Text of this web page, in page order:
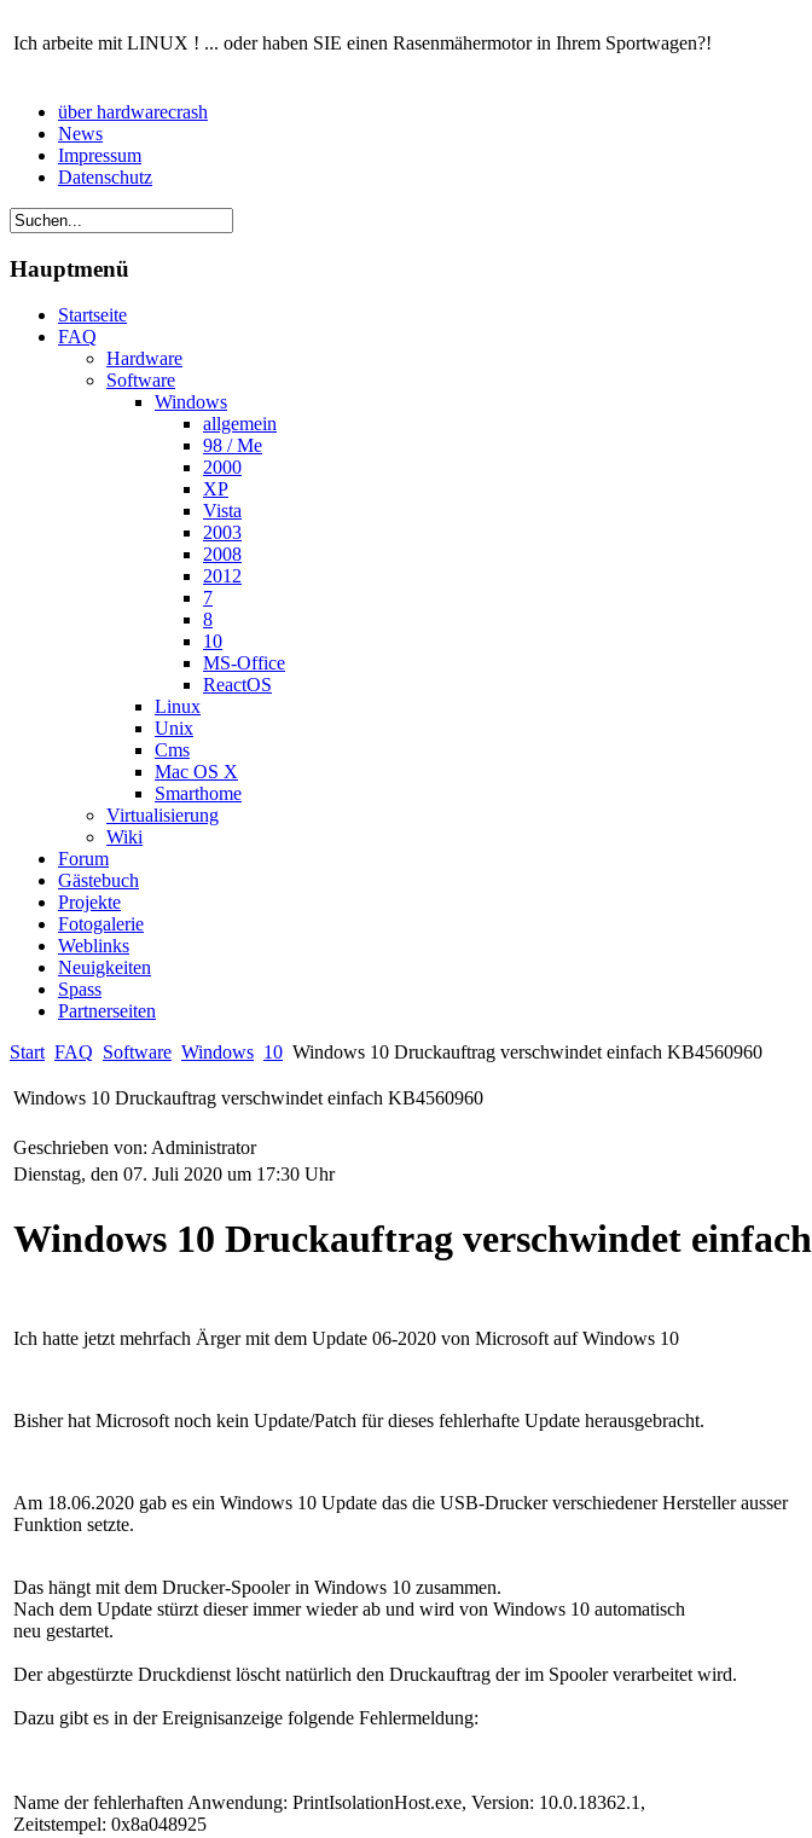
Ich arbeite mit LINUX ! ... oder haben SIE einen Rasenmähermotor in Ihrem Sportwagen?!
über hardwarecrash
News
Impressum
Datenschutz
Hauptmenü
Startseite
FAQ
Hardware
Software
Windows
allgemein
98 / Me
2000
XP
Vista
2003
2008
2012
7
8
10
MS-Office
ReactOS
Linux
Unix
Cms
Mac OS X
Smarthome
Virtualisierung
Wiki
Forum
Gästebuch
Projekte
Fotogalerie
Weblinks
Neuigkeiten
Spass
Partnerseiten
Start FAQ Software Windows 10 Windows 10 Druckauftrag verschwindet einfach KB4560960
Windows 10 Druckauftrag verschwindet einfach KB4560960
Geschrieben von: Administrator
Dienstag, den 07. Juli 2020 um 17:30 Uhr
Windows 10 Druckauftrag verschwindet einfach
Ich hatte jetzt mehrfach Ärger mit dem Update 06-2020 von Microsoft auf Windows 10
Bisher hat Microsoft noch kein Update/Patch für dieses fehlerhafte Update herausgebracht.
Am 18.06.2020 gab es ein Windows 10 Update das die USB-Drucker verschiedener Hersteller ausser
Funktion setzte.
Das hängt mit dem Drucker-Spooler in Windows 10 zusammen.
Nach dem Update stürzt dieser immer wieder ab und wird von Windows 10 automatisch
neu gestartet.
Der abgestürzte Druckdienst löscht natürlich den Druckauftrag der im Spooler verarbeitet wird.
Dazu gibt es in der Ereignisanzeige folgende Fehlermeldung:
Name der fehlerhaften Anwendung: PrintIsolationHost.exe, Version: 10.0.18362.1,
Zeitstempel: 0x8a048925